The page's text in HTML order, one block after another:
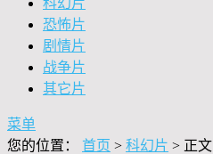
恐怖片
剧情片
战争片
其它片
菜单
您的位置： 首页 > 科幻片 > 正文